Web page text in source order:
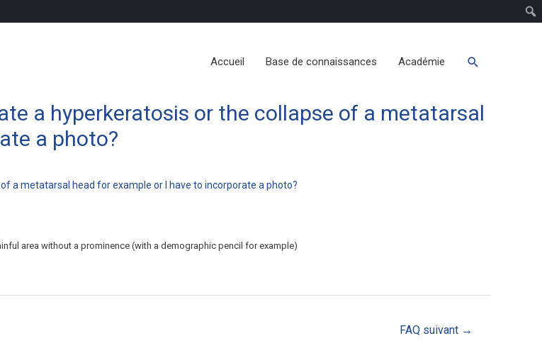
Accueil Base de connaissances Académie
a hyperkeratosis or the collapse of a metatarsal
a photo?
a metatarsal head for example or I have to incorporate a photo?
area without a prominence (with a demographic pencil for example)
FAQ suivant →